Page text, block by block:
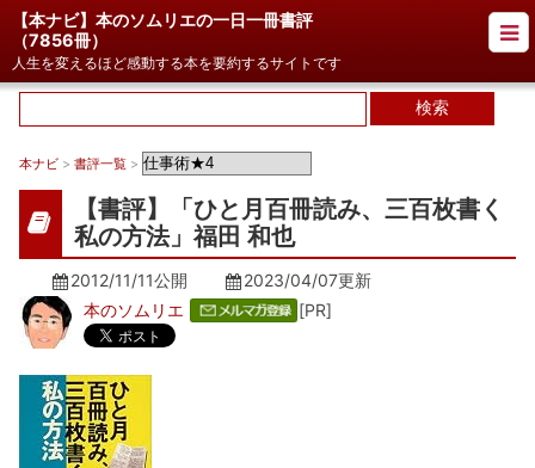
【本ナビ】本のソムリエの一日一冊書評
（7856冊）
人生を変えるほど感動する本を要約するサイトです
本ナビ > 書評一覧 >
【書評】「ひと月百冊読み、三百枚書く
私の方法」福田 和也
2012/11/11公開 2023/04/07更新
本のソムリエ
[PR]